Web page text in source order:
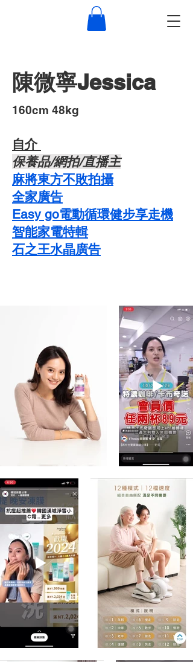
陳微寧Jessica
​160cm 48kg
自介 ​
​保養品/網拍/直播主
麻將東方不敗拍攝
​全家廣告
Easy go電動循環健步享走機
智能家電特輯
石之王水晶廣告